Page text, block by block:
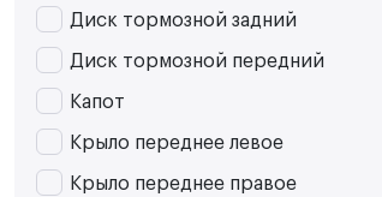
Диск тормозной задний
Диск тормозной передний
Капот
Крыло переднее левое
Крыло переднее правое